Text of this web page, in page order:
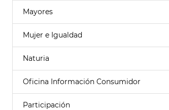
Mayores
Mujer e Igualdad
Naturia
Oficina Información Consumidor
Participación